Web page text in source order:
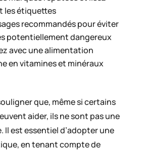
les étiquettes
recommandés pour éviter
potentiellement dangereux
avec une alimentation
en vitamines et minéraux
que, même si certains
aider, ils ne sont pas une
Il est essentiel d’adopter une
en tenant compte de